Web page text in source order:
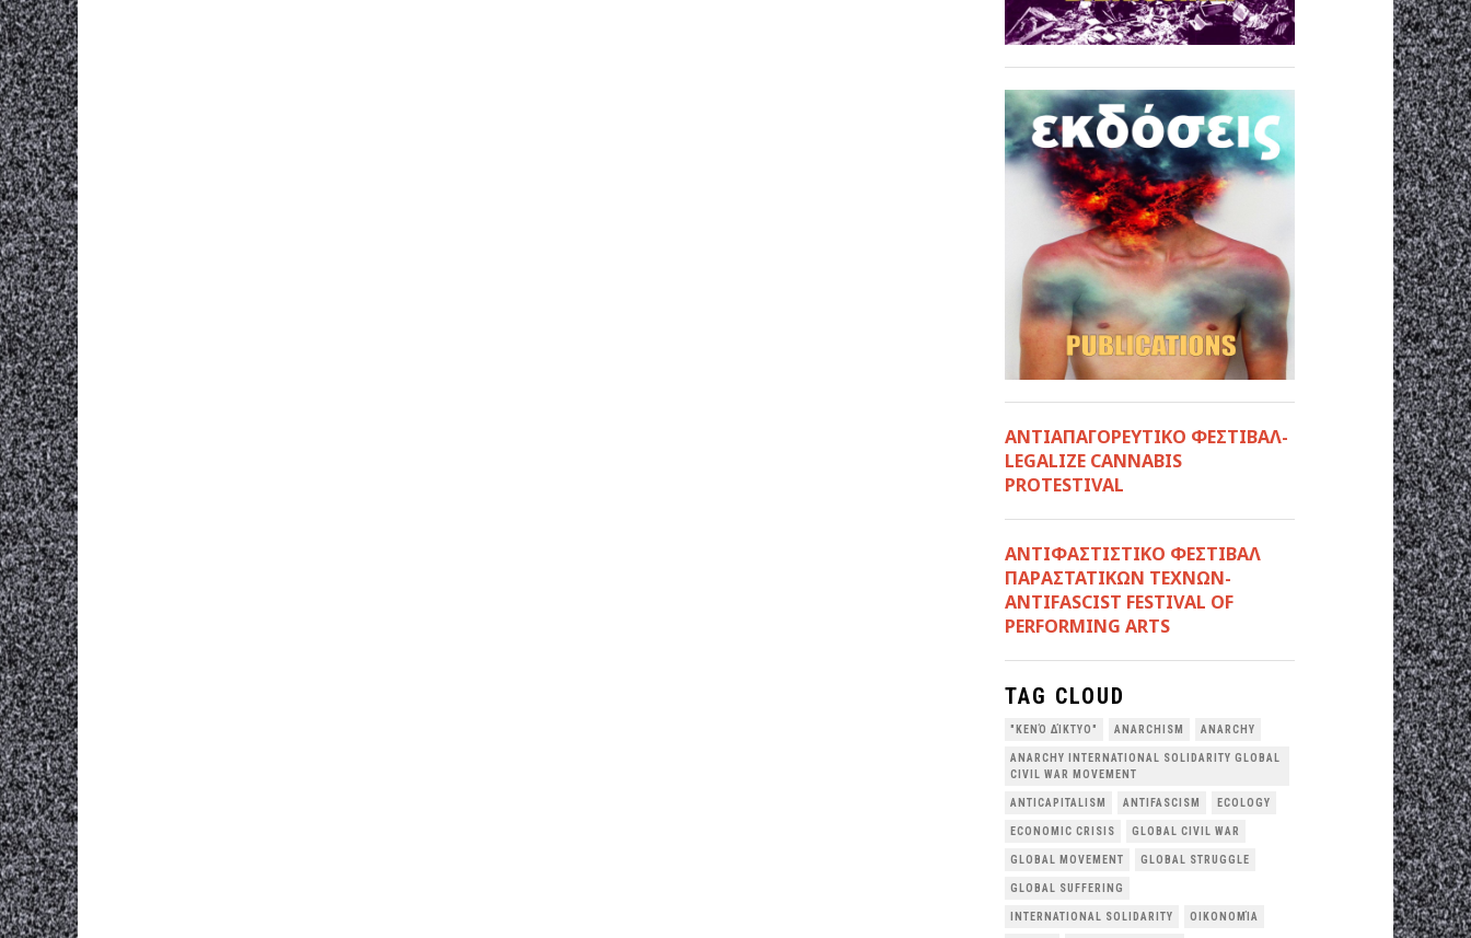
ΑΝΤΙΑΠΑΓΟΡΕΥΤΙΚΟ ΦΕΣΤΙΒΑΛ-
LEGALIZE CANNABIS
PROTESTIVAL
ANTIΦΑΣΤΙΣΤΙΚΟ ΦΕΣΤΙΒΑΛ
ΠΑΡΑΣΤΑΤΙΚΩΝ ΤΕΧΝΩΝ-
ANTIFASCIST FESTIVAL OF
PERFORMING ARTS
TAG CLOUD
"ΚΕΝΌ ΔΊΚΤΥΟ" ANARCHISM ANARCHY
ANARCHY INTERNATIONAL SOLIDARITY GLOBAL
CIVIL WAR MOVEMENT
ANTICAPITALISM ANTIFASCISM ECOLOGY
ECONOMIC CRISIS GLOBAL CIVIL WAR
GLOBAL MOVEMENT GLOBAL STRUGGLE
GLOBAL SUFFERING
INTERNATIONAL SOLIDARITY OΙΚΟΝΟΜΊΑ